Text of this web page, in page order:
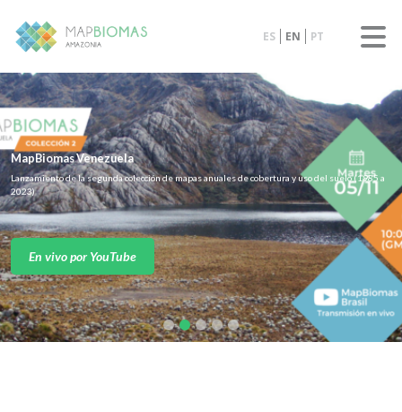
ES EN PT
MapBiomas Venezuela
Lanzamiento de la segunda colección de mapas anuales de cobertura y uso del suelo (1985 a
2023)
En vivo por YouTube